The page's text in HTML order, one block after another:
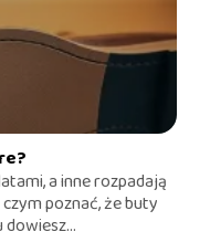
a inne rozpadają
poznać, że buty